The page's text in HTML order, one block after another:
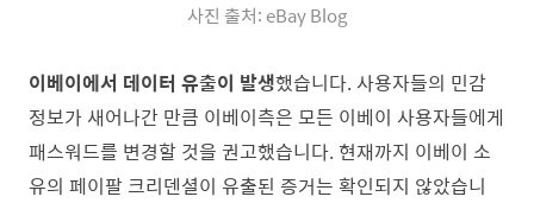
사진 출처: eBay Blog
이베이에서 데이터 유출이 발생했습니다. 사용자들의 민감
정보가 새어나간 만큼 이베이측은 모든 이베이 사용자들에게
패스워드를 변경할 것을 권고했습니다. 현재까지 이베이 소
유의 페이팔 크리덴셜이 유출된 증거는 확인되지 않았습니